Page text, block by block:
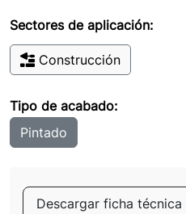
Sectores de aplicación:
Construcción
Tipo de acabado:
Pintado
Descargar ficha técnica